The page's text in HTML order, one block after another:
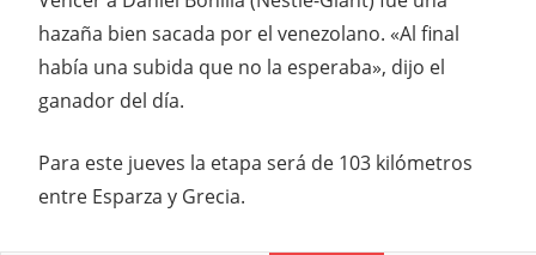
hazaña bien sacada por el venezolano. «Al final
había una subida que no la esperaba», dijo el
ganador del día.
Para este jueves la etapa será de 103 kilómetros
entre Esparza y Grecia.